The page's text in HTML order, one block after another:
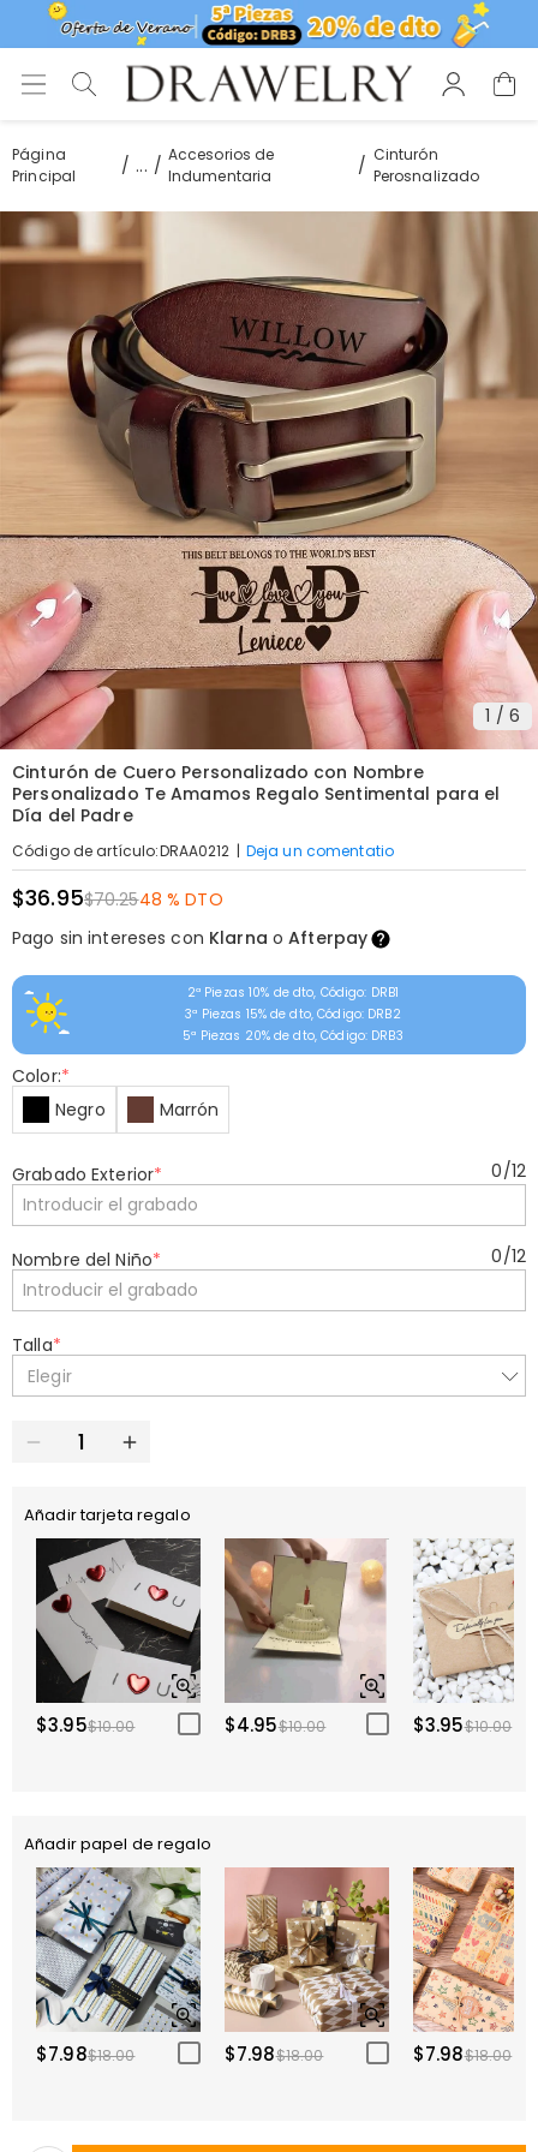
Página
Principal
...
Accesorios de
Indumentaria
Cinturón
Perosnalizado
1 / 6
Cinturón de Cuero Personalizado con Nombre
Personalizado Te Amamos Regalo Sentimental para el
Día del Padre
Código de artículo:DRAA0212 | Deja un comentatio
$36.95$70.2548 % DTO
Pago sin intereses con Klarna oAfterpay
2ª Piezas 10% de dto, Código: DRB1
3ª Piezas 15% de dto, Código: DRB2
5ª Piezas 20% de dto, Código: DRB3
Color:*
Negro
Marrón
Grabado Exterior* 0/12
Nombre del Niño* 0/12
Talla*
Elegir
Añadir tarjeta regalo
$3.95$10.00 $4.95$10.00 $3.95$10.00
Añadir papel de regalo
$7.98$18.00 $7.98$18.00 $7.98$18.00